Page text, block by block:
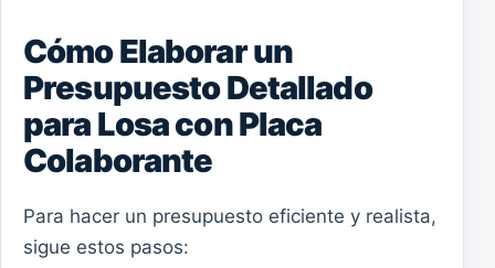
Cómo Elaborar un
Presupuesto Detallado
para Losa con Placa
Colaborante
Para hacer un presupuesto eficiente y realista,
sigue estos pasos: